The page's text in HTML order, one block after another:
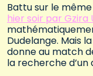
Battu sur le même
hier soir par Gzira
Dudelange. Mais
donne au match
la recherche